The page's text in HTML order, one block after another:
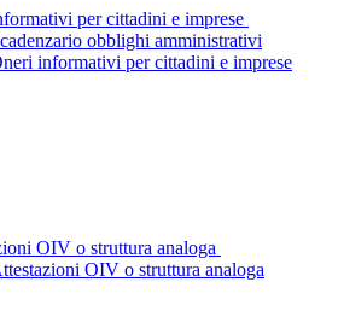
per cittadini e imprese
obblighi amministrativi
informativi per cittadini e imprese
OIV o struttura analoga
OIV o struttura analoga